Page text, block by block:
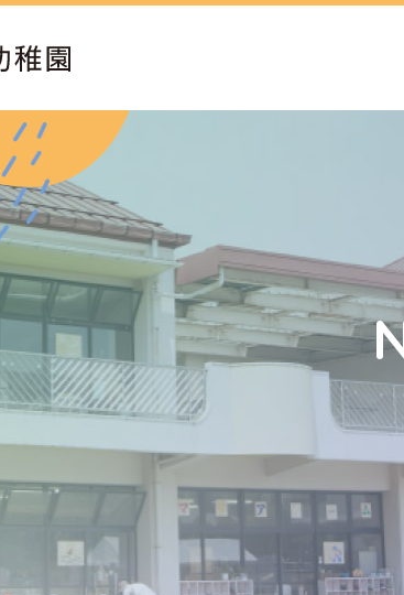
モンテッソーリ教育
専門講師によるカリキュラム
お知らせ スタッフ日記 サイトマッ